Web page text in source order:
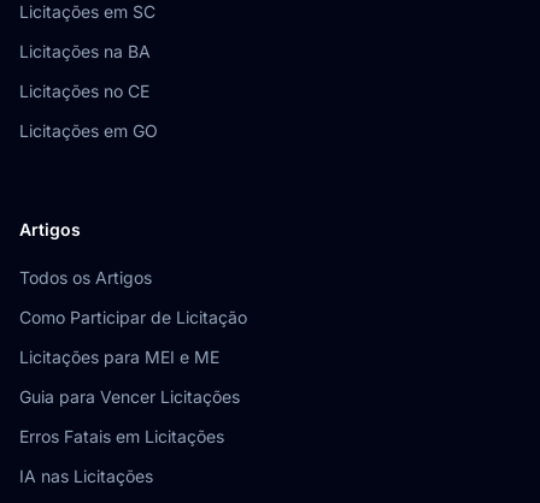
Licitações em SC
Licitações na BA
Licitações no CE
Licitações em GO
Artigos
Todos os Artigos
Como Participar de Licitação
Licitações para MEI e ME
Guia para Vencer Licitações
Erros Fatais em Licitações
IA nas Licitações